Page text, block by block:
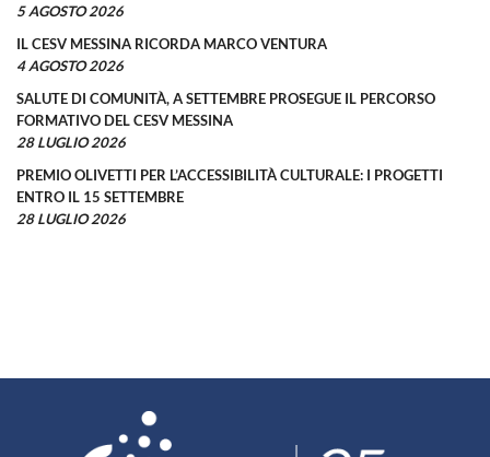
5 AGOSTO 2026
IL CESV MESSINA RICORDA MARCO VENTURA
4 AGOSTO 2026
SALUTE DI COMUNITÀ, A SETTEMBRE PROSEGUE IL PERCORSO
FORMATIVO DEL CESV MESSINA
28 LUGLIO 2026
PREMIO OLIVETTI PER L’ACCESSIBILITÀ CULTURALE: I PROGETTI
ENTRO IL 15 SETTEMBRE
28 LUGLIO 2026